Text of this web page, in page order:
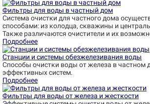
Фильтры для воды в частный дом
Система очистки для частного дома
способами: из колодца, скважины и
Также различаются очистители и их
Подробнее
Станции и системы обезжелезивания воды
Способы очистки воды от железа в частном
эффективных систем.
Подробнее
Фильтры для воды от железа и жесткости